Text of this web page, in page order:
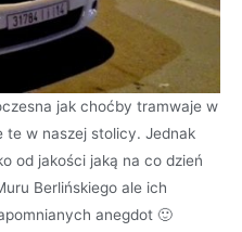
jak choćby tramwaje w
te w naszej stolicy. Jednak
od jakości jaką na co dzień
Berlińskiego ale ich
anegdot 🙂